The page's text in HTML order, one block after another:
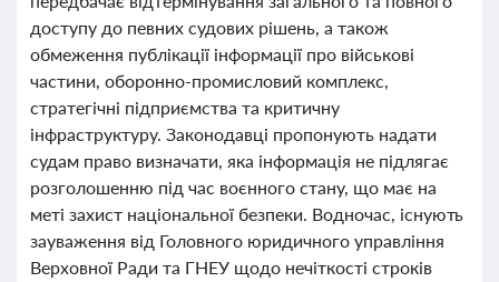
доступу до певних судових рішень, а також
обмеження публікації інформації про військові
частини, оборонно-промисловий комплекс,
стратегічні підприємства та критичну
інфраструктуру. Законодавці пропонують надати
судам право визначати, яка інформація не підлягає
розголошенню під час воєнного стану, що має на
меті захист національної безпеки. Водночас, існують
зауваження від Головного юридичного управління
Верховної Ради та ГНЕУ щодо нечіткості строків